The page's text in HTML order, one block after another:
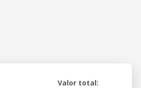
Valor total: